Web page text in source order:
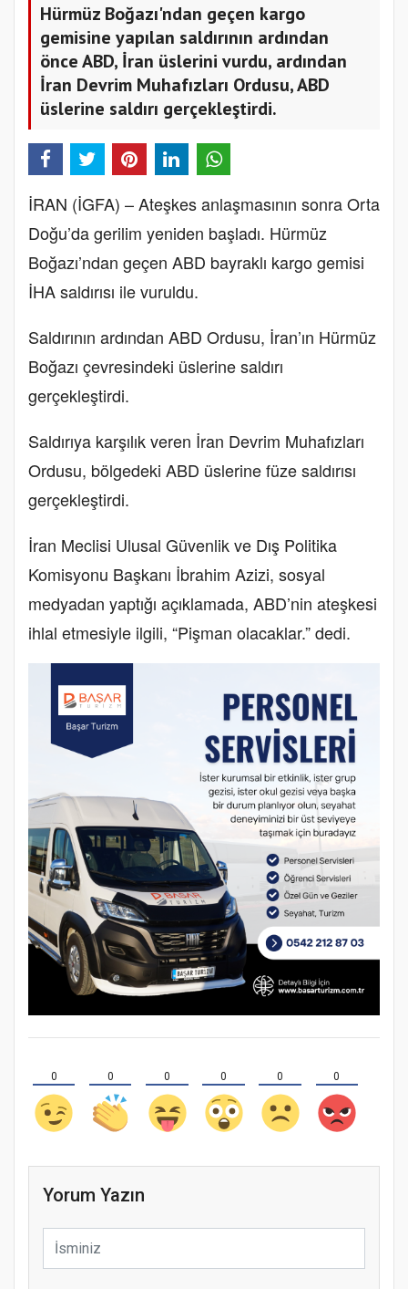
Hürmüz Boğazı'ndan geçen kargo
gemisine yapılan saldırının ardından
önce ABD, İran üslerini vurdu, ardından
İran Devrim Muhafızları Ordusu, ABD
üslerine saldırı gerçekleştirdi.
İRAN (İGFA) – Ateşkes anlaşmasının sonra Orta
Doğu’da gerilim yeniden başladı. Hürmüz
Boğazı’ndan geçen ABD bayraklı kargo gemisi
İHA saldırısı ile vuruldu.
Saldırının ardından ABD Ordusu, İran’ın Hürmüz
Boğazı çevresindeki üslerine saldırı
gerçekleştirdi.
Saldırıya karşılık veren İran Devrim Muhafızları
Ordusu, bölgedeki ABD üslerine füze saldırısı
gerçekleştirdi.
İran Meclisi Ulusal Güvenlik ve Dış Politika
Komisyonu Başkanı İbrahim Azizi, sosyal
medyadan yaptığı açıklamada, ABD’nin ateşkesi
ihlal etmesiyle ilgili, “Pişman olacaklar.” dedi.
0 0 0 0 0 0
Yorum Yazın